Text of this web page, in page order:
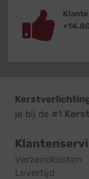
je bij de #1
Verzendkosten
Levertijd